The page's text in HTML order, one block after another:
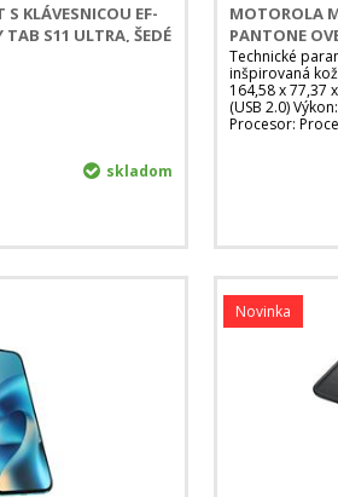
KLÁVESNICOU EF-
TAB S11 ULTRA, ŠEDÉ
skladom
MOTOROLA
PANTONE
Technické
inšpirovaná
164,58 x 77,37
(USB 2.0)
Procesor:
Novinka